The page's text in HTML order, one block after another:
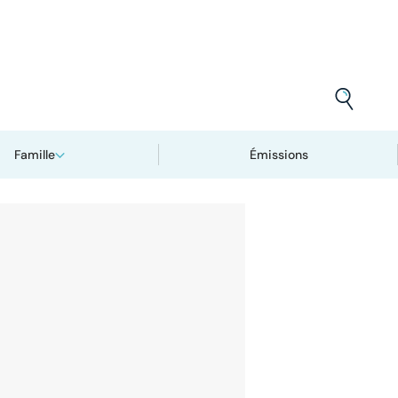
Famille Émissions